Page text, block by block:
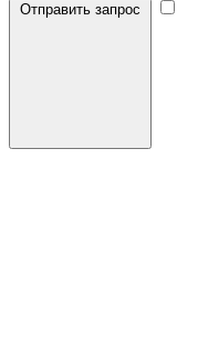
Отправить запрос